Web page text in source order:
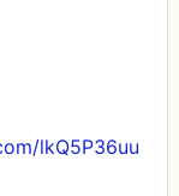
lkQ5P36uu